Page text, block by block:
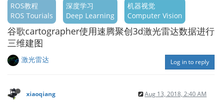
Categories
Tags
Popular
ROS教程
ROS Tourials
深度学习
Deep Learning
机器视觉
Computer Vision
谷歌cartographer使用速腾聚创3d激光雷达数据进行
三维建图
激光雷达 Log in to reply
xiaoqiang Aug 13, 2018, 2:40 AM